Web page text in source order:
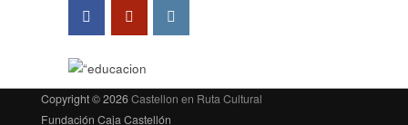
Copyright © 2026Castellon en Ruta Cultural
Fundación Caja Castellón